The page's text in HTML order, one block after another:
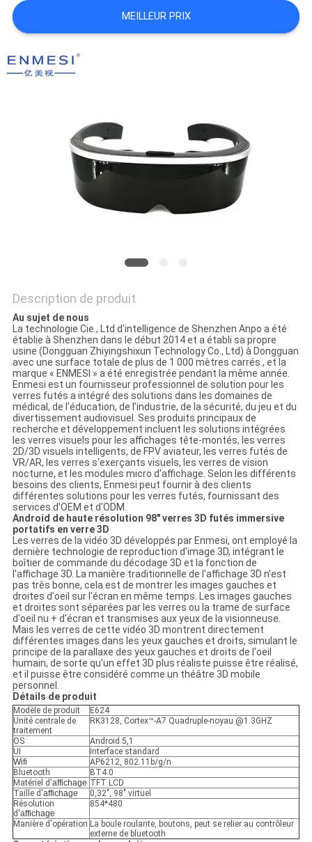
CITATION
SHOPPING
ONLINE
CONFIDENTIALITÉ
MEILLEUR PRIX
Description de produit
Au sujet de nous
La technologie Cie., Ltd d'intelligence de Shenzhen Anpo a été
établie à Shenzhen dans le début 2014 et a établi sa propre
usine (Dongguan Zhiyingshixun Technology Co., Ltd) à Dongguan
avec une surface totale de plus de 1 000 mètres carrés., et la
marque « ENMESI » a été enregistrée pendant la même année.
Enmesi est un fournisseur professionnel de solution pour les
verres futés a intégré des solutions dans les domaines de
médical, de l'éducation, de l'industrie, de la sécurité, du jeu et du
divertissement audiovisuel. Ses produits principaux de
recherche et développement incluent les solutions intégrées
les verres visuels pour les affichages tête-montés, les verres
2D/3D visuels intelligents, de FPV aviateur, les verres futés de
VR/AR, les verres s'exerçants visuels, les verres de vision
nocturne, et les modules micro d'affichage. Selon les différents
besoins des clients, Enmesi peut fournir à des clients
différentes solutions pour les verres futés, fournissant des
services d'OEM et d'ODM.
Android de haute résolution 98" verres 3D futés immersive
portatifs en verre 3D
Les verres de la vidéo 3D développés par Enmesi, ont employé la
dernière technologie de reproduction d'image 3D, intégrant le
boîtier de commande du décodage 3D et la fonction de
l'affichage 3D. La manière traditionnelle de l'affichage 3D n'est
pas très bonne, cela est de montrer les images gauches et
droites d'oeil sur l'écran en même temps. Les images gauches
et droites sont séparées par les verres ou la trame de surface
d'oeil nu + d'écran et transmises aux yeux de la visionneuse.
Mais les verres de cette vidéo 3D montrent directement
différentes images dans les yeux gauches et droits, simulant le
principe de la parallaxe des yeux gauches et droits de l'oeil
humain, de sorte qu'un effet 3D plus réaliste puisse être réalisé,
et il puisse être considéré comme un théâtre 3D mobile
personnel.
Détails de produit
Modèle de produit
E624
Unité centrale de
traitement
RK3128, Cortex™-A7 Quadruple-noyau @1.3GHZ
OS
Android 5,1
UI
Interface standard
Wifi
AP6212, 802.11b/g/n
Bluetooth
BT4.0
Matériel d'affichage TFT LCD
Taille d'affichage
0,32", 98" virtuel
Résolution
d'affichage
854*480
Manière d'opération La boule roulante, boutons, peut se relier au contrôleur
externe de bluetooth